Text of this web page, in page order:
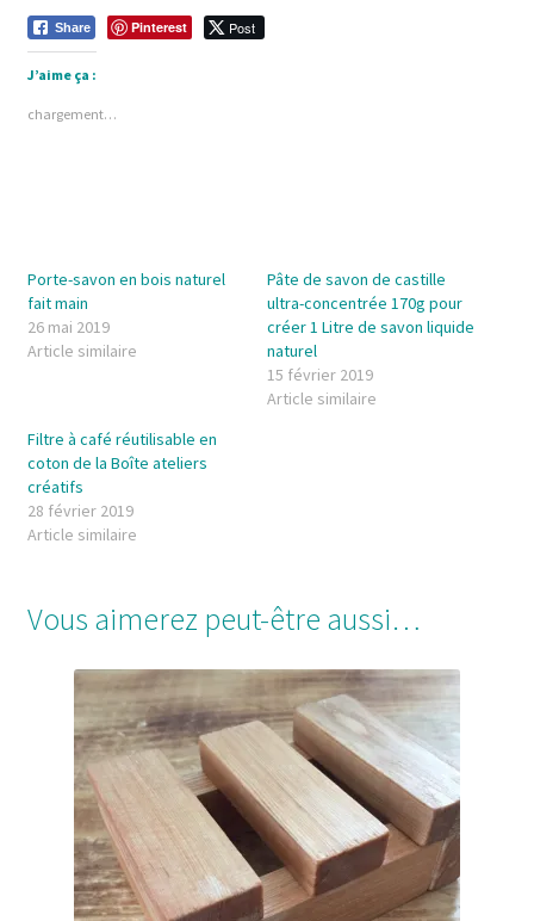
Share Pinterest Post
J’aime ça :
chargement…
Porte-savon en bois naturel
fait main
26 mai 2019
Article similaire
Pâte de savon de castille
ultra-concentrée 170g pour
créer 1 Litre de savon liquide
naturel
15 février 2019
Article similaire
Filtre à café réutilisable en
coton de la Boîte ateliers
créatifs
28 février 2019
Article similaire
Vous aimerez peut-être aussi…